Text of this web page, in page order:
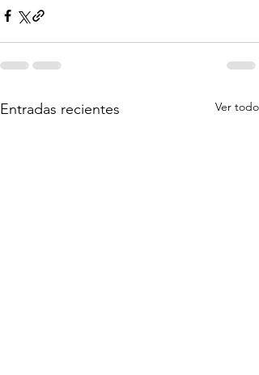
Entradas recientes Ver todo